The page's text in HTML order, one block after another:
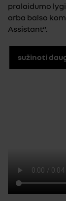
pralaidumo
arba balso
Assistant“.
sužinoti